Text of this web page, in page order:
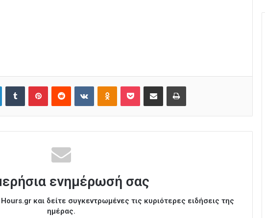
ενημέρωσή σας
και δείτε συγκεντρωμένες τις κυριότερες ειδήσεις της
ημέρας.